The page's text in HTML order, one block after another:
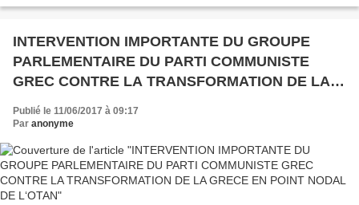
INTERVENTION IMPORTANTE DU GROUPE
PARLEMENTAIRE DU PARTI COMMUNISTE
GREC CONTRE LA TRANSFORMATION DE LA
GRECE EN POINT NODAL DE L‘OTAN
Publié le 11/06/2017 à 09:17
Par anonyme